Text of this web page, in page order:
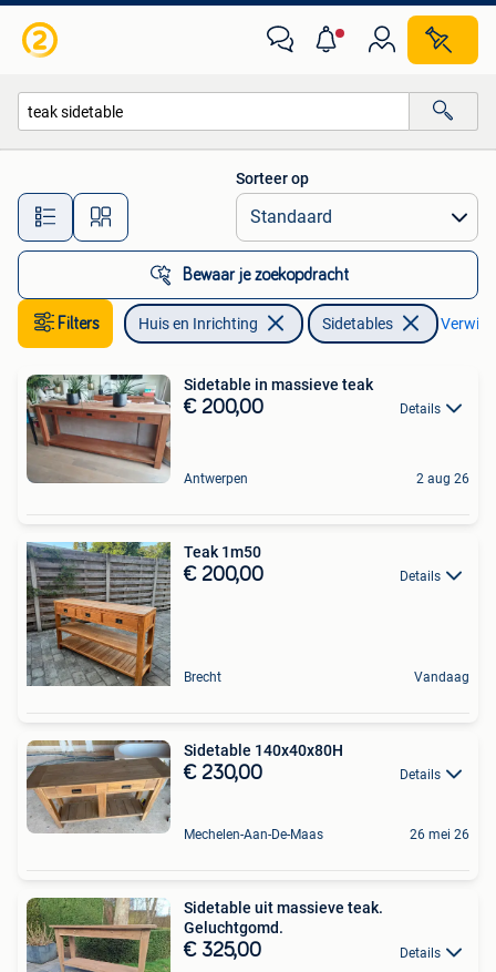
Alle afstanden…
Sorteer op
Bewaar je zoekopdracht
Filters Huis en Inrichting Sidetables
Sidetable in massieve teak
€ 200,00 Details
Antwerpen 2 aug 26
Teak 1m50
€ 200,00 Details
Brecht Vandaag
Sidetable 140x40x80H
€ 230,00 Details
Mechelen-Aan-De-Maas 26 mei 26
Sidetable uit massieve teak.
Geluchtgomd.
€ 325,00 Details